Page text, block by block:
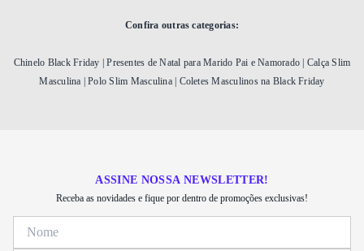
Confira outras categorias:
Chinelo Black Friday |Presentes de Natal para Marido Pai e Namorado
Calça Slim
Masculina |Polo Slim Masculina| Coletes Masculinos na Black Friday
ASSINE NOSSA NEWSLETTER!
Receba as novidades e fique por dentro de promoções exclusivas!